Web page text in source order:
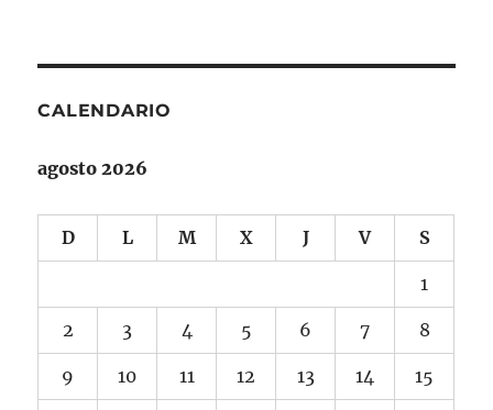
CALENDARIO
agosto 2026
D L M X J V S
1
2 3 4 5 6 7 8
9 10 11 12 13 14 15